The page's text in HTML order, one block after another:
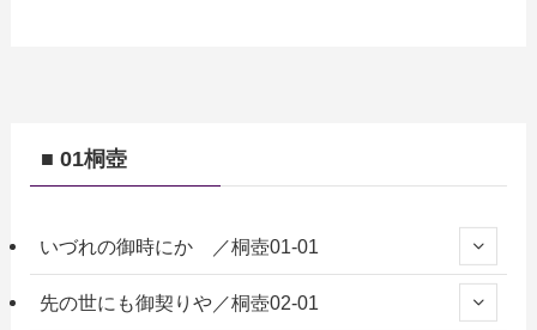
■ 01桐壺
いづれの御時にか ／桐壺01-01
先の世にも御契りや／桐壺02-01